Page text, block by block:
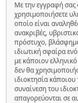
Με την εγγραφή σας
χρησιμοποιήσετε
οποίο είναι
ανακριβές,
πρόστυχο,
ιδιωτική σφαίρα
με κάποιον
δεν θα
ιδιοκτησία κάποιου
συναίνεση του
απαγορεύονται σε